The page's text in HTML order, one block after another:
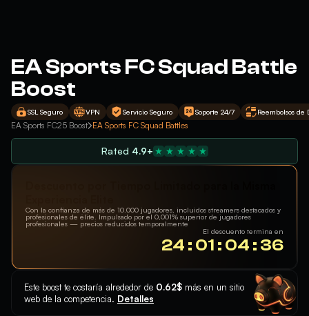
EA Sports FC Squad Battle
Boost
SSL Seguro VPN Servicio Seguro Soporte 24/7 Reembolsos de
EA Sports FC25 Boost EA Sports FC Squad Battles
Rated 4.9+
Con la confianza de más de 10.000 jugadores, incluidos streamers destacados y
profesionales de élite. Impulsado por el 0,001% superior de jugadores
profesionales — precios reducidos temporalmente
El descuento termina en
24 : 01 : 04 : 35
Este boost te costaría alrededor de 0.62$ más en un sitio
web de la competencia. Detalles